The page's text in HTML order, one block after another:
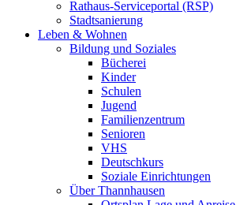
Rathaus-Serviceportal (RSP)
Stadtsanierung
Leben & Wohnen
Bildung und Soziales
Bücherei
Kinder
Schulen
Jugend
Familienzentrum
Senioren
VHS
Deutschkurs
Soziale Einrichtungen
Über Thannhausen